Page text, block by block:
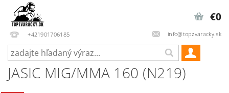
+421901706185 info@topzvaracky.sk
€0
JASIC MIG/MMA 160 (N219)